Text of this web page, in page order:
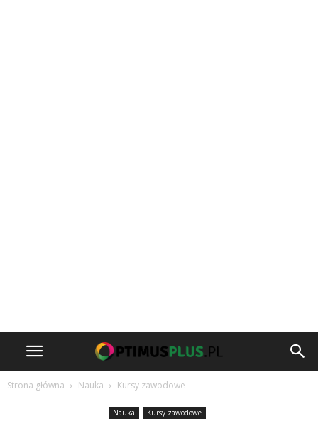
Strona główna Nauka Kursy zawodowe
Nauka Kursy zawodowe